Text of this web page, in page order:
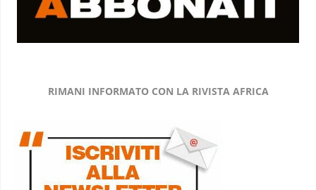
RIMANI INFORMATO CON LA RIVISTA AFRICA